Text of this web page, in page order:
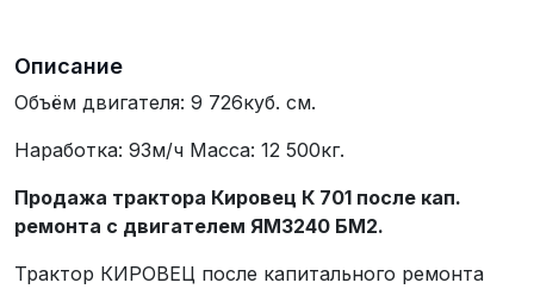
Описание
Объём двигателя: 9 726куб. см.
Наработка: 93м/ч Масса: 12 500кг.
Продажа трактора Кировец К 701 после кап.
ремонта с двигателем ЯМЗ240 БМ2.
Трактор КИРОВЕЦ после капитального ремонта